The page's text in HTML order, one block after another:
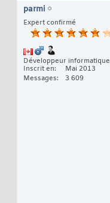
parmi
Expert confirmé
Développeur informatique
Inscrit en
Mai 2013
Messages
3 609